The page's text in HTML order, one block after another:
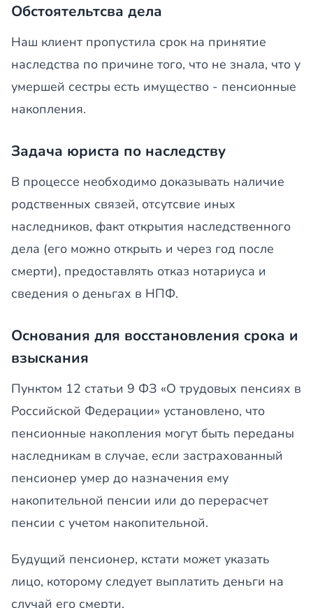
Обстоятельтсва дела
Наш клиент пропустила срок на принятие
наследства по причине того, что не знала, что у
умершей сестры есть имущество - пенсионные
накопления.
Задача юриста по наследству
В процессе необходимо доказывать наличие
родственных связей, отсутсвие иных
наследников, факт открытия наследственного
дела (его можно открыть и через год после
смерти), предоставлять отказ нотариуса и
сведения о деньгах в НПФ.
Основания для восстановления срока и
взыскания
Пунктом 12 статьи 9 ФЗ «О трудовых пенсиях в
Российской Федерации» установлено, что
пенсионные накопления могут быть переданы
наследникам в случае, если застрахованный
пенсионер умер до назначения ему
накопительной пенсии или до перерасчет
пенсии с учетом накопительной.
Будущий пенсионер, кстати может указать
лицо, которому следует выплатить деньги на
случай его смерти.